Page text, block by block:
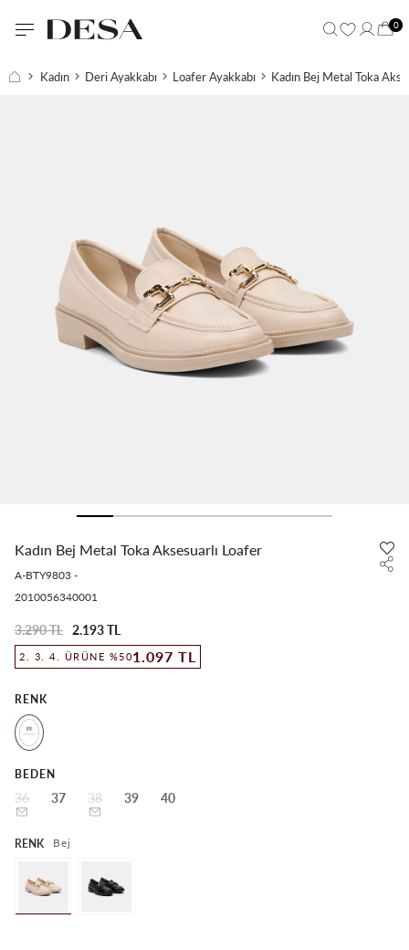
0
Kadın Deri Ayakkabı Loafer Ayakkabı Kadın Bej Metal Toka
Kadın Bej Metal Toka Aksesuarlı Loafer
A-BTY9803 -
2010056340001
3.290 TL 2.193 TL
2. 3. 4. ÜRÜNE %501.097 TL
RENK
BEDEN
36 37 38 39 40
RENK Bej